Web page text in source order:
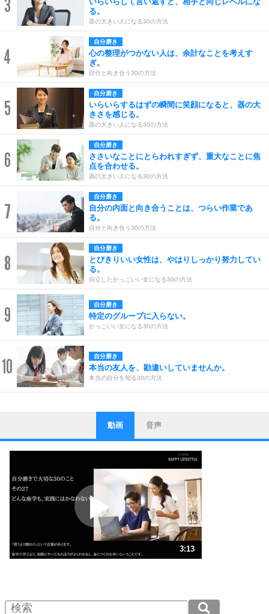
3
る。
器の大きい人になる30の方法
4
自分磨き
心の整理がつかない人は、余計なことを考えす
ぎ。
自分と向き合う30の方法
5
自分磨き
いらいらするはずの瞬間に笑顔になると、器の大
きさを感じる。
器の大きい人になる30の方法
6
自分磨き
ささいなことにとらわれすぎず、重大なことに焦
点を合わせる。
器の大きい人になる30の方法
7
自分磨き
自分の内面と向き合うことは、つらい作業であ
る。
自分と向き合う30の方法
8
自分磨き
とびきりいい女性は、やはりしっかり努力してい
る。
自立したかっこいい女になる30の方法
9 自分磨き
特定のグループに入らない。
かっこいい女になる30の方法
10 自分磨き
本当の友人を、勘違いしていませんか。
本当の自分を知る30の方法
1
ストレス対策
他人と比べない。
いっそのこと、他人を見ない。
いらいらしない人になる30の方法
プラス思考
ポジティブになれない原因は、行動しないから。
ポジティブ思考になる30の方法
ストレス対策
人生、なんとかなるもの。
気楽に生きる30の方法
4 器の大きい人は、怒りを優しさで表現する。
動画 音声
3:13
2.0倍速 （379KB 1分36秒）